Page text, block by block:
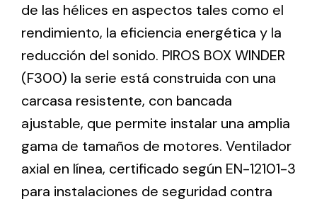
Iluminación Solar
Variedad de soluciones solares para todo tipo
de necesidades.
Solar lighting
Variety of solar solutions for all kinds of needs.
de las hélices en aspectos tales como el
rendimiento, la eficiencia energética y la
reducción del sonido. PIROS BOX WINDER
(F300) la serie está construida con una
carcasa resistente, con bancada
ajustable, que permite instalar una amplia
gama de tamaños de motores. Ventilador
axial en línea, certificado según EN-12101-3
para instalaciones de seguridad contra